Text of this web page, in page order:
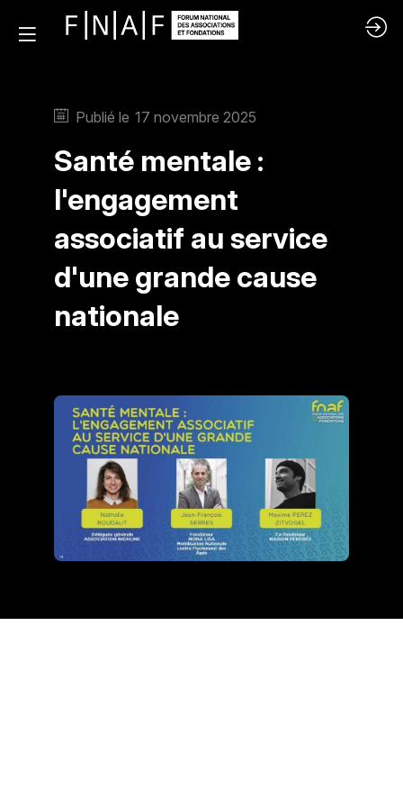
Publié le 17 novembre 2025
Santé mentale :
l'engagement
associatif au service
d'une grande cause
nationale